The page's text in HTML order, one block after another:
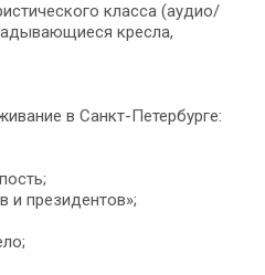
класса (аудио/
кресла,
в Санкт-Петербурге:
и президентов»;